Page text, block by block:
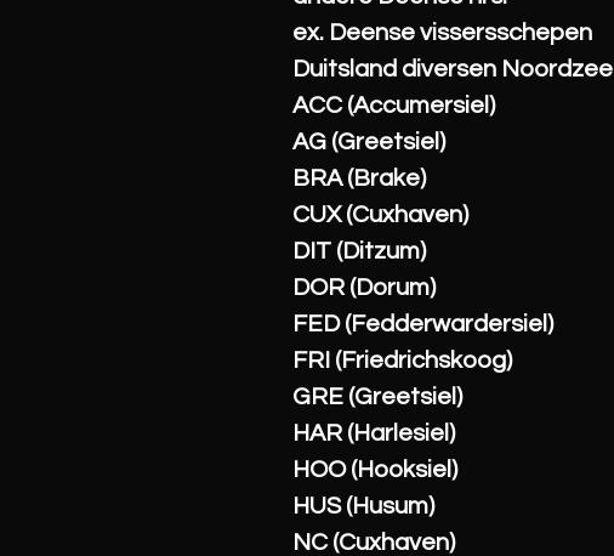
ex. Deense vissersschepen
Duitsland diversen Noordzee
ACC (Accumersiel)
AG (Greetsiel)
BRA (Brake)
CUX (Cuxhaven)
DIT (Ditzum)
DOR (Dorum)
FED (Fedderwardersiel)
FRI (Friedrichskoog)
GRE (Greetsiel)
HAR (Harlesiel)
HOO (Hooksiel)
HUS (Husum)
NC (Cuxhaven)